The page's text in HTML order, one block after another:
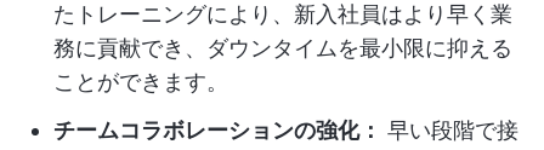
たトレーニングにより、新入社員はより早く業
務に貢献でき、ダウンタイムを最小限に抑える
ことができます。
チームコラボレーションの強化： 早い段階で接